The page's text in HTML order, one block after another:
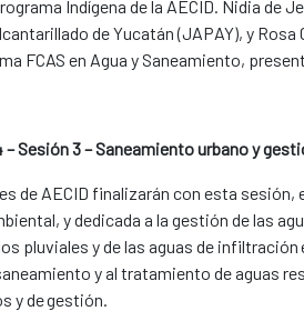
Indígena de la AECID. Nidia
de Yucatán (JAPAY), y
FCAS en Agua y Saneamiento,
– Sesión 3 – Saneamiento urbano y
de AECID finalizarán con esta
y dedicada a la gestión de las
pluviales y de las aguas de
y al tratamiento de aguas
y de gestión.